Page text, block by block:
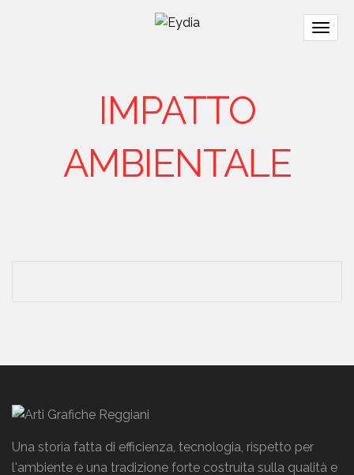
IMPATTO
AMBIENTALE
Una storia fatta di efficienza, tecnologia, rispetto per
l'ambiente e una tradizione forte costruita sulla qualità e